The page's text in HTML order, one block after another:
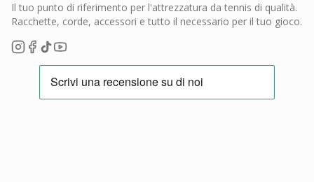
Il tuo punto di riferimento per l'attrezzatura da tennis di qualità.
Racchette, corde, accessori e tutto il necessario per il tuo gioco.